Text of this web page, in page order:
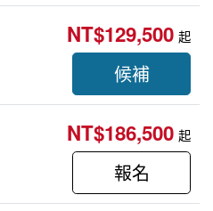
NT$129,500 起
候補
NT$186,500 起
報名